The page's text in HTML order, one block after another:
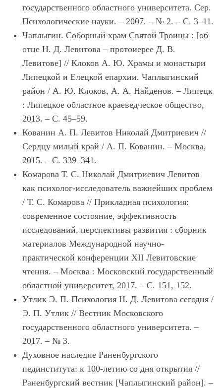
государственного областного университета. Сер.
Психологические науки. – 2007. – № 2. – C. 3–11.
Чаплыгин. Соборный храм Святой Троицы : [об
отце Н. Д. Левитова – протоиерее Д. В.
Левитове] // Клоков А. Ю. Храмы и монастыри
Липецкой и Елецкой епархии. Чаплыгинский
район / А. Ю. Клоков, А. А. Найденов. – Липецк
: Липецкое областное краеведческое общество,
2013. – С. 45–59.
Кованин А. П. Левитов Николай Дмитриевич //
Сердцу милый край / А. П. Кованин. – Москва,
2015. – С. 339–341.
Комарова Т. С. Николай Дмитриевич Левитов
как психолог-исследователь важнейших проблем
/ Т. С. Комарова // Прикладная психология:
современное состояние, эффективность
исследований, перспективы развития : сборник
материалов Международной научно-
практической конференции XII Левитовские
чтения. – Москва : Московский государственный
областной университет, 2017. – С. 151, 152.
Утлик Э. П. Психология Н. Д. Левитова сегодня /
Э. П. Утлик // Вестник Московского
государственного областного университета. –
2017. – № 3.
Духовное наследие Раненбургского
пединститута: к 100-летию со дня открытия //
Раненбургский вестник [Чаплыгинский район]. –